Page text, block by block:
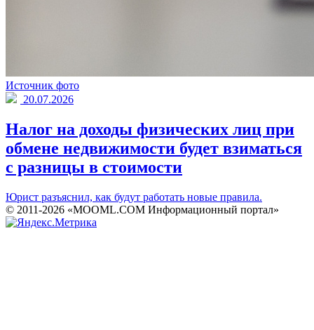
Источник фото
20.07.2026
Налог на доходы физических лиц при
обмене недвижимости будет взиматься
с разницы в стоимости
Юрист разъяснил, как будут работать новые правила.
© 2011-2026 «MOOML.COM Информационный портал»